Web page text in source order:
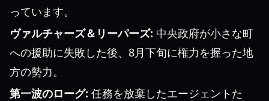
っています。
ヴァルチャーズ＆リーパーズ: 中央政府が小さな町
への援助に失敗した後、8月下旬に権力を握った地
方の勢力。
第一波のローグ: 任務を放棄したエージェントた